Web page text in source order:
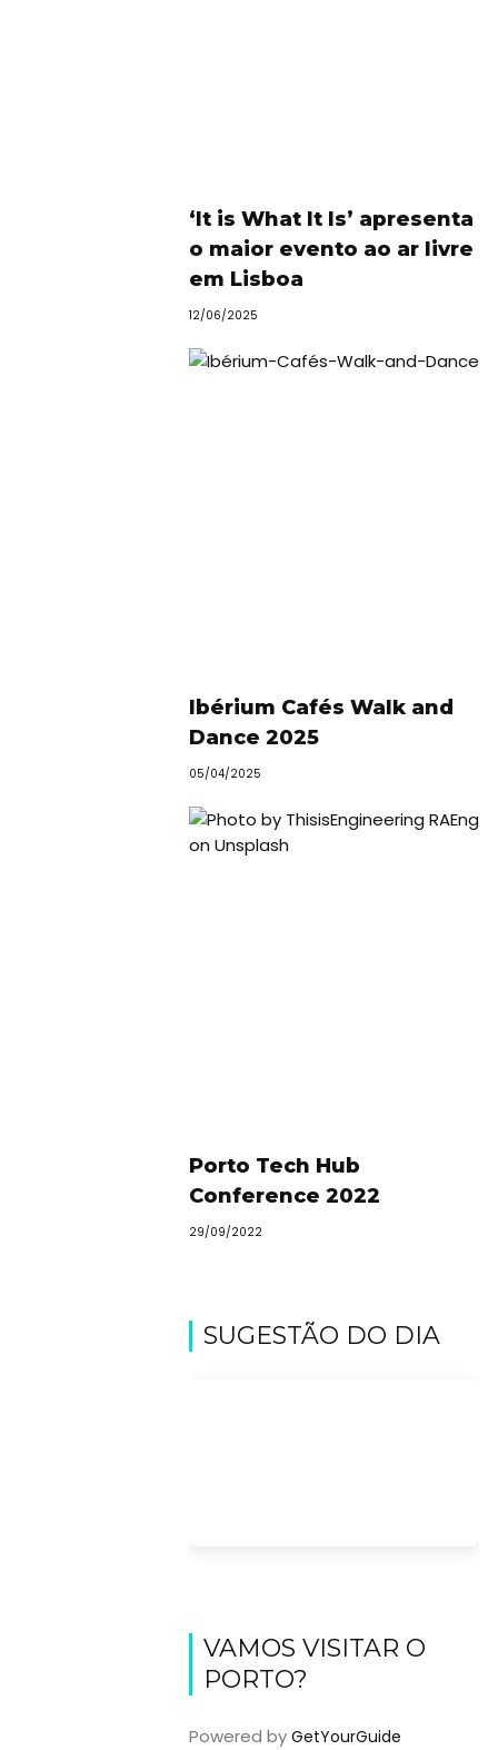
‘It is What It Is’ apresenta
o maior evento ao ar livre
em Lisboa
12/06/2025
Ibérium Cafés Walk and
Dance 2025
05/04/2025
Porto Tech Hub
Conference 2022
29/09/2022
SUGESTÃO DO DIA
VAMOS VISITAR O
PORTO?
Powered by GetYourGuide